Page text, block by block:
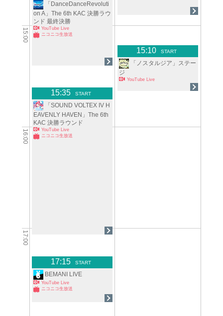
15:00
16:00
17:00
「DanceDanceRevoluti
on A」The 6th KAC 決勝ラウ
ンド 最終決勝
YouTube Live
ニコニコ生放送
15:35 START
「SOUND VOLTEX IV H
EAVENLY HAVEN」The 6th
KAC 決勝ラウンド
YouTube Live
ニコニコ生放送
17:15 START
BEMANI LIVE
YouTube Live
ニコニコ生放送
15:10 START
「ノスタルジア」ステー
ジ
YouTube Live